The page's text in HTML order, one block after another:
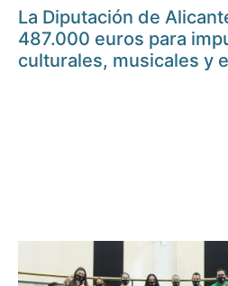
La Diputación de
487.000 euros para
culturales, musicales y